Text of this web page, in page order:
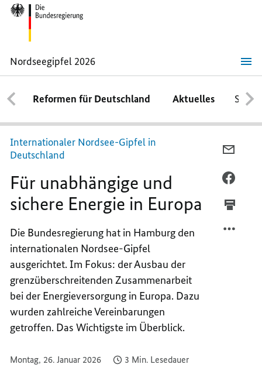
Nordseegipfel 2026
Nordseegipfel
2026 Reformen für Deutschland Aktuelles
Internationaler Nordsee-Gipfel in
Deutschland
Für unabhängige und
sichere Energie in Europa
Die Bundesregierung hat in Hamburg den
internationalen Nordsee-Gipfel
ausgerichtet. Im Fokus: der Ausbau der
grenzüberschreitenden Zusammenarbeit
bei der Energieversorgung in Europa. Dazu
wurden zahlreiche Vereinbarungen
getroffen. Das Wichtigste im Überblick.
Montag, 26. Januar 2026 3 Min. Lesedauer